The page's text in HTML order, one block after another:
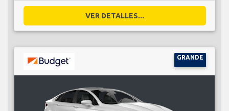
VER DETALLES...
GRANDE